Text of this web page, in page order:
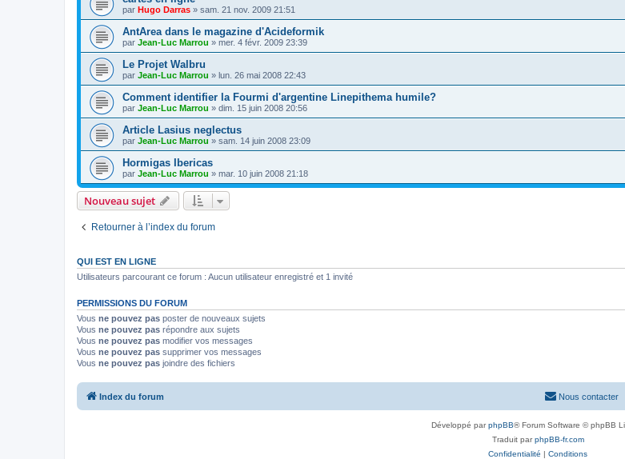
par Hugo Darras » sam. 21 nov. 2009 21:51
AntArea dans le magazine d'Acideformik
par Jean-Luc Marrou » mer. 4 févr. 2009 23:39
Le Projet Walbru
par Jean-Luc Marrou » lun. 26 mai 2008 22:43
Comment identifier la Fourmi d'argentine Linepithema humile?
par Jean-Luc Marrou » dim. 15 juin 2008 20:56
Article Lasius neglectus
par Jean-Luc Marrou » sam. 14 juin 2008 23:09
Hormigas Ibericas
par Jean-Luc Marrou » mar. 10 juin 2008 21:18
Nouveau sujet
Retourner à l’index du forum
QUI EST EN LIGNE
Utilisateurs parcourant ce forum : Aucun utilisateur enregistré et 1 invité
PERMISSIONS DU FORUM
Vous ne pouvez pas poster de nouveaux sujets
Vous ne pouvez pas répondre aux sujets
Vous ne pouvez pas modifier vos messages
Vous ne pouvez pas supprimer vos messages
Vous ne pouvez pas joindre des fichiers
Index du forum Nous contacter
Développé parphpBB® Forum Software © phpBB
Traduit parphpBB-fr.com
Confidentialité | Conditions